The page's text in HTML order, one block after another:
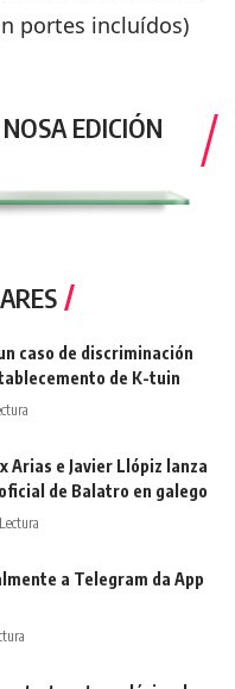
portes incluídos)
EDICIÓN
caso de discriminación
de K-tuin
Arias e Javier Llópiz lanza
de Balatro en galego
a Telegram da App